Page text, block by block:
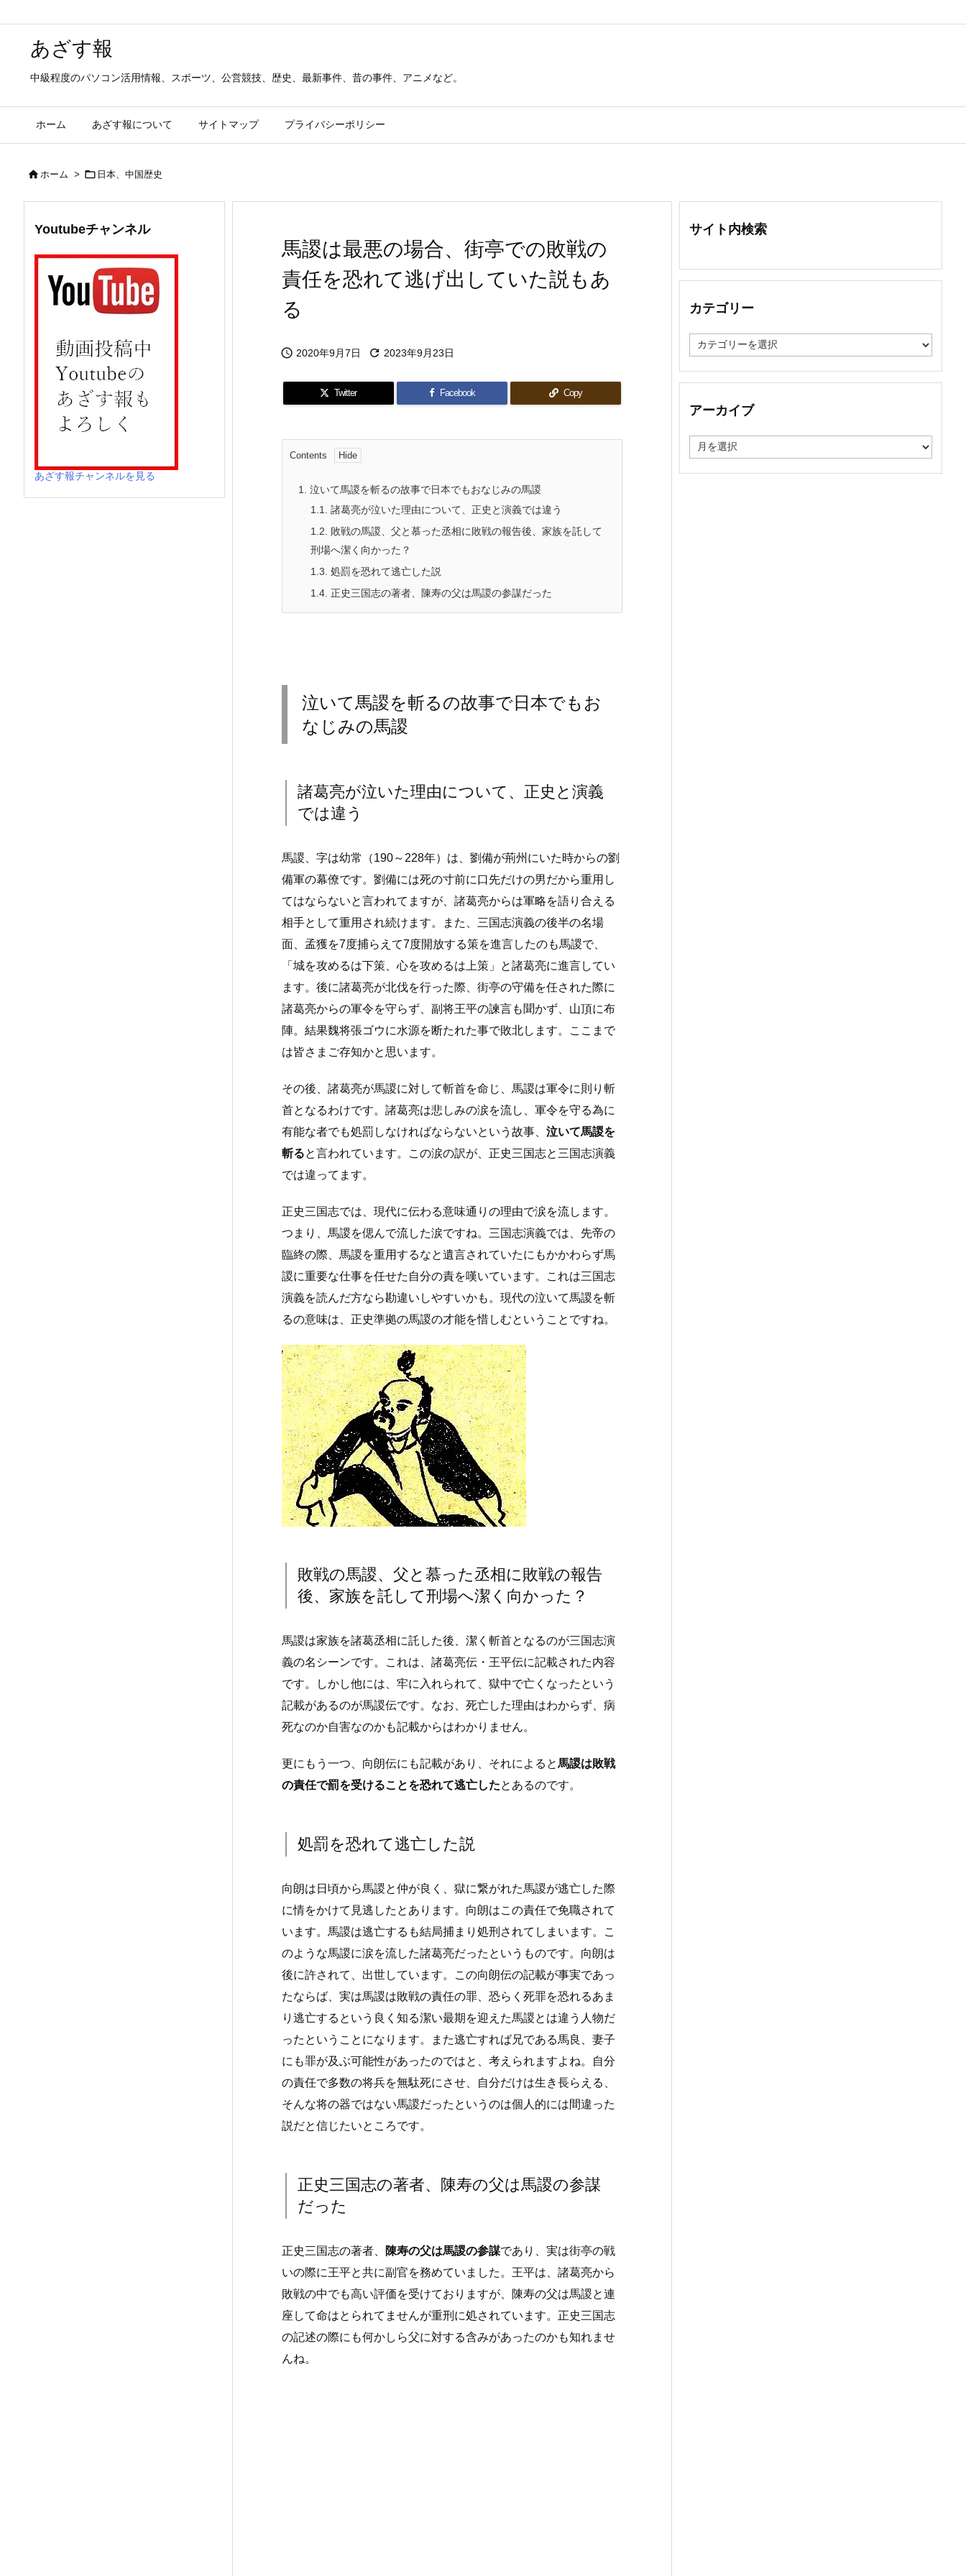
あざす報
中級程度のパソコン活用情報、スポーツ、公営競技、歴史、最新事件、昔の事件、アニメなど。
ホーム あざす報について サイトマップ プライバシーポリシー
ホーム >  日本、中国歴史
馬謖は最悪の場合、街亭での敗戦の
責任を恐れて逃げ出していた説もあ
る
 2020年9月7日  2023年9月23日
Twitter Facebook Copy
Contents
1.
泣いて馬謖を斬るの故事で日本でもおなじみの馬謖
1.1.
諸葛亮が泣いた理由について、正史と演義では違う
1.2.
敗戦の馬謖、父と慕った丞相に敗戦の報告後、家族を託して
刑場へ潔く向かった？
1.3. 処罰を恐れて逃亡した説
1.4. 正史三国志の著者、陳寿の父は馬謖の参謀だった
泣いて馬謖を斬るの故事で日本でもお
なじみの馬謖
諸葛亮が泣いた理由について、正史と演義
では違う
馬謖、字は幼常（190～228年）は、劉備が荊州にいた時からの劉
備軍の幕僚です。劉備には死の寸前に口先だけの男だから重用し
てはならないと言われてますが、諸葛亮からは軍略を語り合える
相手として重用され続けます。また、三国志演義の後半の名場
面、孟獲を7度捕らえて7度開放する策を進言したのも馬謖で、
「城を攻めるは下策、心を攻めるは上策」と諸葛亮に進言してい
ます。後に諸葛亮が北伐を行った際、街亭の守備を任された際に
諸葛亮からの軍令を守らず、副将王平の諫言も聞かず、山頂に布
陣。結果魏将張ゴウに水源を断たれた事で敗北します。ここまで
は皆さまご存知かと思います。
その後、諸葛亮が馬謖に対して斬首を命じ、馬謖は軍令に則り斬
首となるわけです。諸葛亮は悲しみの涙を流し、軍令を守る為に
有能な者でも処罰しなければならないという故事、 泣いて馬謖を
斬ると言われています。この涙の訳が、正史三国志と三国志演義
では違ってます。
正史三国志では、現代に伝わる意味通りの理由で涙を流します。
つまり、馬謖を偲んで流した涙ですね。三国志演義では、先帝の
臨終の際、馬謖を重用するなと遺言されていたにもかかわらず馬
謖に重要な仕事を任せた自分の責を嘆いています。これは三国志
演義を読んだ方なら勘違いしやすいかも。現代の泣いて馬謖を斬
るの意味は、正史準拠の馬謖の才能を惜しむということですね。
敗戦の馬謖、父と慕った丞相に敗戦の報告
後、家族を託して刑場へ潔く向かった？
馬謖は家族を諸葛丞相に託した後、潔く斬首となるのが三国志演
義の名シーンです。これは、諸葛亮伝・王平伝に記載された内容
です。しかし他には、牢に入れられて、獄中で亡くなったという
記載があるのが馬謖伝です。なお、死亡した理由はわからず、病
死なのか自害なのかも記載からはわかりません。
更にもう一つ、向朗伝にも記載があり、それによると馬謖は敗戦
の責任で罰を受けることを恐れて逃亡したとあるのです。
処罰を恐れて逃亡した説
向朗は日頃から馬謖と仲が良く、獄に繋がれた馬謖が逃亡した際
に情をかけて見逃したとあります。向朗はこの責任で免職されて
います。馬謖は逃亡するも結局捕まり処刑されてしまいます。こ
のような馬謖に涙を流した諸葛亮だったというものです。向朗は
後に許されて、出世しています。この向朗伝の記載が事実であっ
たならば、実は馬謖は敗戦の責任の罪、恐らく死罪を恐れるあま
り逃亡するという良く知る潔い最期を迎えた馬謖とは違う人物だ
ったということになります。また逃亡すれば兄である馬良、妻子
にも罪が及ぶ可能性があったのではと、考えられますよね。自分
の責任で多数の将兵を無駄死にさせ、自分だけは生き長らえる、
そんな将の器ではない馬謖だったというのは個人的には間違った
説だと信じたいところです。
正史三国志の著者、陳寿の父は馬謖の参謀
だった
正史三国志の著者、 陳寿の父は馬謖の参謀であり、実は街亭の戦
いの際に王平と共に副官を務めていました。王平は、諸葛亮から
敗戦の中でも高い評価を受けておりますが、陳寿の父は馬謖と連
座して命はとられてませんが重刑に処されています。正史三国志
の記述の際にも何かしら父に対する含みがあったのかも知れませ
んね。
Youtubeチャンネル
あざす報チャンネルを見る
サイト内検索
カテゴリー
テ
アーカイブ
ー